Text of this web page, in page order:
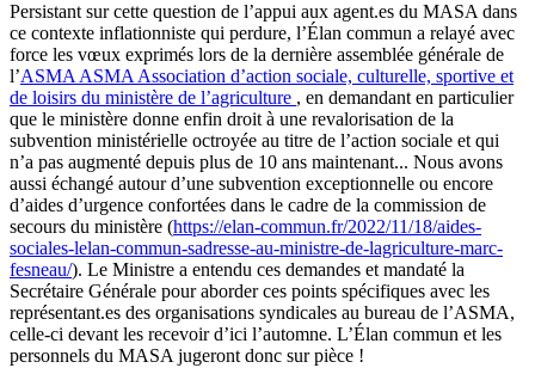
Persistant sur cette question de l’appui aux agent.es du MASA dans
ce contexte inflationniste qui perdure, l’Élan commun a relayé avec
force les vœux exprimés lors de la dernière assemblée générale de
l’ASMA ASMA Association d’action sociale, culturelle, sportive et
de loisirs du ministère de l’agriculture , en demandant en particulier
que le ministère donne enfin droit à une revalorisation de la
subvention ministérielle octroyée au titre de l’action sociale et qui
n’a pas augmenté depuis plus de 10 ans maintenant... Nous avons
aussi échangé autour d’une subvention exceptionnelle ou encore
d’aides d’urgence confortées dans le cadre de la commission de
secours du ministère (https://elan-commun.fr/2022/11/18/aides-
sociales-lelan-commun-sadresse-au-ministre-de-lagriculture-marc-
fesneau/). Le Ministre a entendu ces demandes et mandaté la
Secrétaire Générale pour aborder ces points spécifiques avec les
représentant.es des organisations syndicales au bureau de l’ASMA,
celle-ci devant les recevoir d’ici l’automne. L’Élan commun et les
personnels du MASA jugeront donc sur pièce !